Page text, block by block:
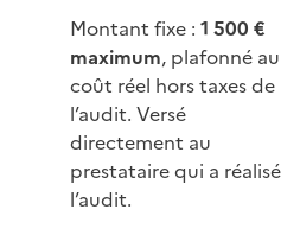
Montant fixe : 1 500 €
maximum, plafonné au
coût réel hors taxes de
l’audit. Versé
directement au
prestataire qui a réalisé
l’audit.